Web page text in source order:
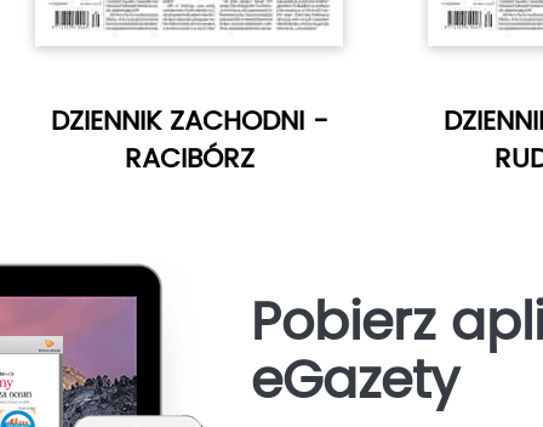
DZIENNIK ZACHODNI -
RACIBÓRZ
Pobierz
eGazety